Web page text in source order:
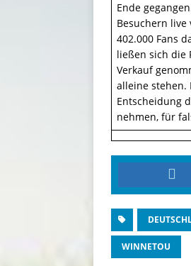
Ende
Besuchern live
402.000 Fans
ließen sich die
Verkauf
alleine stehen.
Entscheidung
nehmen, für
WINNETOU